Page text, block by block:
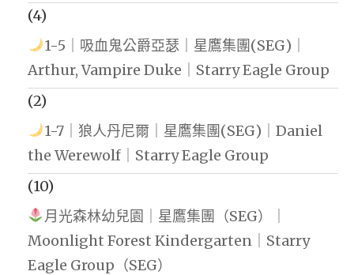
(4)
1-5｜吸血鬼公爵亞瑟｜星鷹集團(SEG)｜
Arthur, Vampire Duke｜Starry Eagle Group
(2)
1-7｜狼人丹尼爾｜星鷹集團(SEG)｜Daniel
the Werewolf｜Starry Eagle Group
(10)
月光森林幼兒園｜星鷹集團（SEG）｜
Moonlight Forest Kindergarten｜Starry
Eagle Group（SEG）